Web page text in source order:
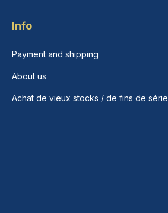
Info
Payment and shipping
About us
Achat de vieux stocks / de fins de série